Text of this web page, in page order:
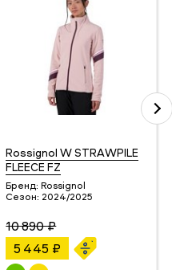
Rossignol W STRAWPILE
FLEECE FZ
Бренд: Rossignol
Сезон: 2024/2025
10 890 ₽
5 445 ₽